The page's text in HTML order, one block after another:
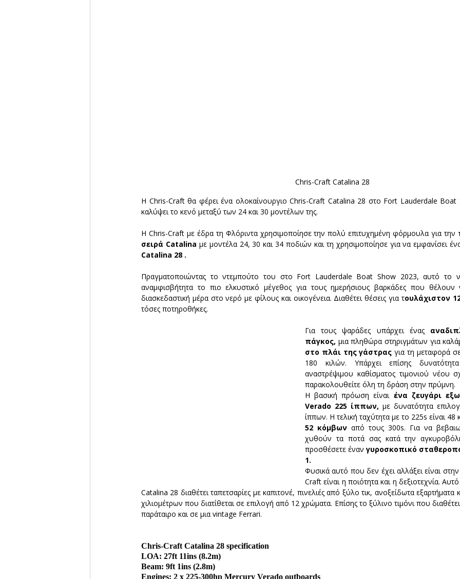
Chris-Craft Catalina 28
Η Chris-Craft θα φέρει ένα ολοκαίνουργιο Chris-Craft Catalina 28 στο Fort Lauderdale Boat
καλύψει το κενό μεταξύ των 24 και 30 μοντέλων της.
Η Chris-Craft με έδρα τη Φλόριντα χρησιμοποίησε την πολύ επιτυχημένη φόρμουλα για την
σειρά Catalina με μοντέλα 24, 30 και 34 ποδιών και τη χρησιμοποίησε για να εμφανίσει
Catalina 28 .
Πραγματοποιώντας το ντεμπούτο του στο Fort Lauderdale Boat Show 2023, αυτό το
αναμφισβήτητα το πιο ελκυστικό μέγεθος για τους ημερήσιους βαρκάδες που
διασκεδαστική μέρα στο νερό με φίλους και οικογένεια. Διαθέτει θέσεις για τουλάχιστον
τόσες ποτηροθήκες.
Για τους ψαράδες υπάρχει ένας
πάγκος, μια πληθώρα στηριγμάτων για
στο πλάι της γάστρας για τη μεταφορά
180 κιλών. Υπάρχει επίσης
αναστρέψιμου καθίσματος τιμονιού νέου
παρακολουθείτε όλη τη δράση στην πρύμνη.
Η βασική πρόωση είναι ένα ζευγάρι
Verado 225 ίππων, με δυνατότητα
52 κόμβων από τους 300s. Για να
χυθούν τα ποτά σας κατά την
προσθέσετε έναν γυροσκοπικό
1.
Φυσικά αυτό που δεν έχει αλλάξει είναι
Craft είναι η ποιότητα και η δεξιοτεχνία.
Catalina 28 διαθέτει ταπετσαρίες με καπιτονέ, πινελιές από ξύλο τικ, ανοξείδωτα
χιλιομέτρων που διατίθεται σε επιλογή από 12 χρώματα. Επίσης το ξύλινο τιμόνι που
παράταιρο και σε μια vintage Ferrari.
Chris-Craft Catalina 28 specification
LOA: 27ft 11ins (8.2m)
Beam: 9ft 1ins (2.8m)
Engines: 2 x 225-300hp Mercury Verado outboards